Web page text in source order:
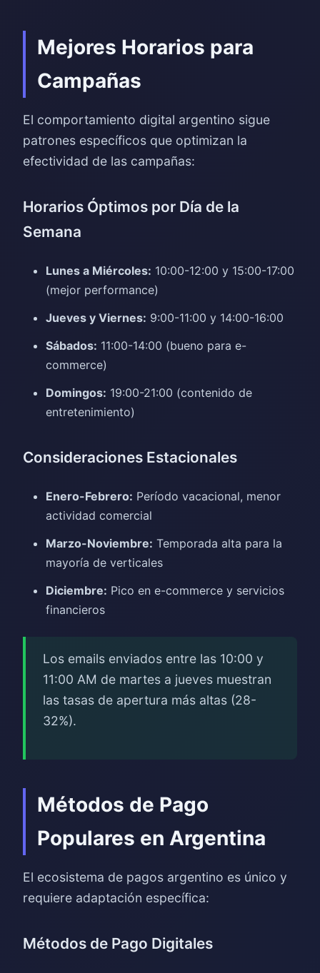
Mejores Horarios para
Campañas
El comportamiento digital argentino sigue
patrones específicos que optimizan la
efectividad de las campañas:
Horarios Óptimos por Día de la
Semana
Lunes a Miércoles: 10:00-12:00 y 15:00-17:00
(mejor performance)
Jueves y Viernes: 9:00-11:00 y 14:00-16:00
Sábados: 11:00-14:00 (bueno para e-
commerce)
Domingos: 19:00-21:00 (contenido de
entretenimiento)
Consideraciones Estacionales
Enero-Febrero: Período vacacional, menor
actividad comercial
Marzo-Noviembre: Temporada alta para la
mayoría de verticales
Diciembre: Pico en e-commerce y servicios
financieros
Los emails enviados entre las 10:00 y
11:00 AM de martes a jueves muestran
las tasas de apertura más altas (28-
32%).
Métodos de Pago
Populares en Argentina
El ecosistema de pagos argentino es único y
requiere adaptación específica:
Métodos de Pago Digitales